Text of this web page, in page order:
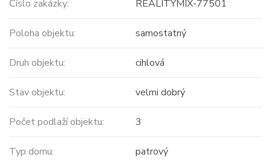
Číslo zakázky: REALITYMIX-77501
Poloha objektu: samostatný
Druh objektu: cihlová
Stav objektu: velmi dobrý
Počet podlaží objektu: 3
Typ domu: patrový